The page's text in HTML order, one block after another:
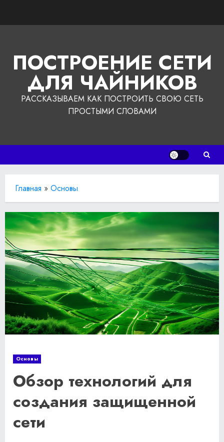
ПОСТРОЕНИЕ СЕТИ
ДЛЯ ЧАЙНИКОВ
РАССКАЗЫВАЕМ КАК ПОСТРОИТЬ СВОЮ СЕТЬ
ПРОСТЫМИ СЛОВАМИ
Главная » Основы
Основы
Обзор технологий для
создания защищенной
сети